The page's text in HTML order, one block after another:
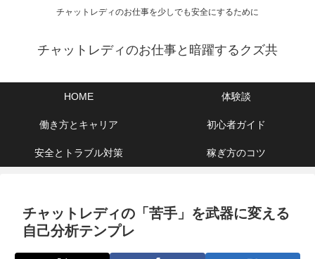
チャットレディのお仕事を少しでも安全にするために
チャットレディのお仕事と暗躍するクズ共
HOME 体験談
働き方とキャリア 初心者ガイド
安全とトラブル対策 稼ぎ方のコツ
チャットレディの「苦手」を武器に変える
自己分析テンプレ